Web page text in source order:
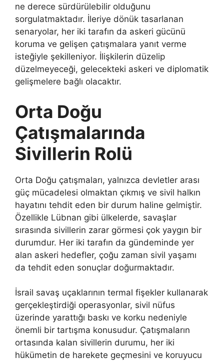
ne derece sürdürülebilir olduğunu
sorgulatmaktadır. İleriye dönük tasarlanan
senaryolar, her iki tarafın da askeri gücünü
koruma ve gelişen çatışmalara yanıt verme
isteğiyle şekilleniyor. İlişkilerin düzelip
düzelmeyeceği, gelecekteki askeri ve diplomatik
gelişmelere bağlı olacaktır.
Orta Doğu
Çatışmalarında
Sivillerin Rolü
Orta Doğu çatışmaları, yalnızca devletler arası
güç mücadelesi olmaktan çıkmış ve sivil halkın
hayatını tehdit eden bir durum haline gelmiştir.
Özellikle Lübnan gibi ülkelerde, savaşlar
sırasında sivillerin zarar görmesi çok yaygın bir
durumdur. Her iki tarafın da gündeminde yer
alan askeri hedefler, çoğu zaman sivil yaşamı
da tehdit eden sonuçlar doğurmaktadır.
İsrail savaş uçaklarının termal fişekler kullanarak
gerçekleştirdiği operasyonlar, sivil nüfus
üzerinde yarattığı baskı ve korku nedeniyle
önemli bir tartışma konusudur. Çatışmaların
ortasında kalan sivillerin durumu, her iki
hükümetin de harekete geçmesini ve koruyucu